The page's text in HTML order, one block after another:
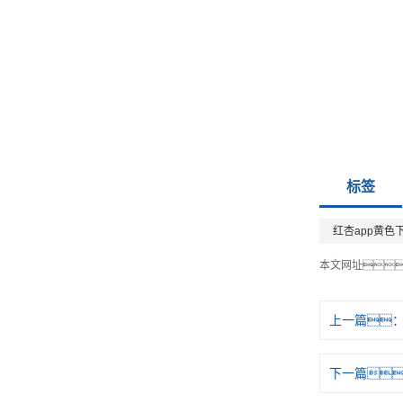
标签
红杏app黄色
本文网址
上一篇
下一篇